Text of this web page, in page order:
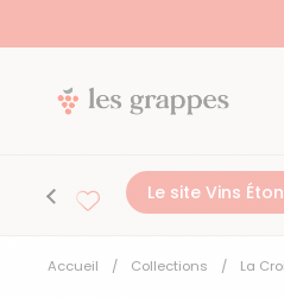
Le site Vins
Accueil / Collections / La